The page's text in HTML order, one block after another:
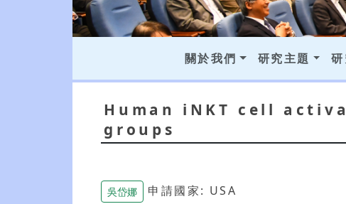
關於我們 研究主題
Human iNKT cell
groups
吳岱娜
申請國家: USA